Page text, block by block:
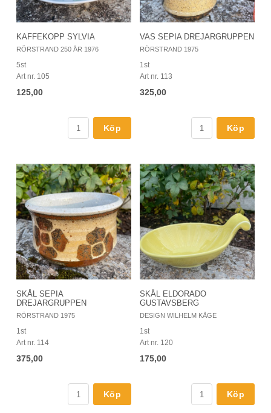
KAFFEKOPP SYLVIA
RÖRSTRAND 250 ÅR 1976
5st
Art nr. 105
125,00
Köp
VAS SEPIA DREJARGRUPPEN
RÖRSTRAND 1975
1st
Art nr. 113
325,00
Köp
SKÅL SEPIA
DREJARGRUPPEN
RÖRSTRAND 1975
1st
Art nr. 114
375,00
Köp
SKÅL ELDORADO
GUSTAVSBERG
DESIGN WILHELM KÅGE
1st
Art nr. 120
175,00
Köp